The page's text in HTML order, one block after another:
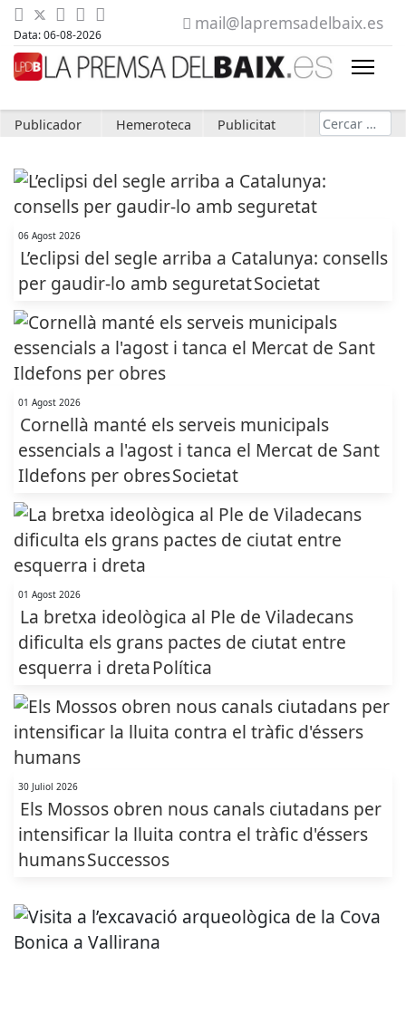
Data: 06-08-2026
mail@lapremsadelbaix.es
Publicador Hemeroteca Publicitat Cerca
06 Agost 2026
L’eclipsi del segle arriba a Catalunya: consells
per gaudir-lo amb seguretatSocietat
01 Agost 2026
Cornellà manté els serveis municipals
essencials a l'agost i tanca el Mercat de Sant
Ildefons per obresSocietat
01 Agost 2026
La bretxa ideològica al Ple de Viladecans
dificulta els grans pactes de ciutat entre
esquerra i dretaPolítica
30 Juliol 2026
Els Mossos obren nous canals ciutadans per
intensificar la lluita contra el tràfic d'éssers
humansSuccessos